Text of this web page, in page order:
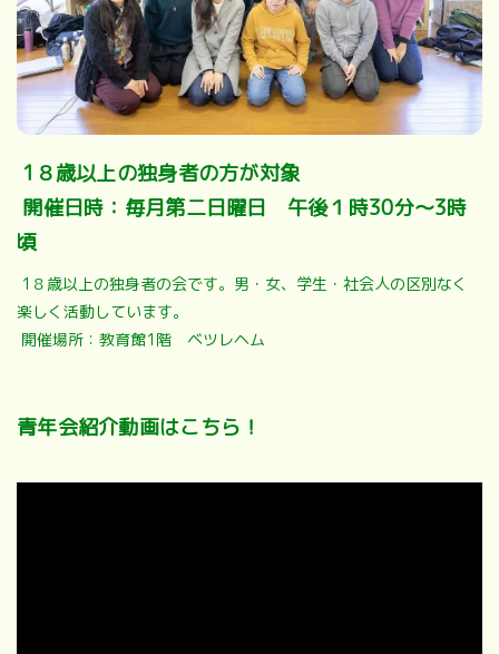
1８歳以上の独身者の方が対象
開催日時：毎月第二日曜日 午後１時30分～3時
頃
1８歳以上の独身者の会です。男・女、学生・社会人の区別なく
楽しく活動しています。
開催場所：教育館1階 ベツレヘム
青年会紹介動画はこちら！